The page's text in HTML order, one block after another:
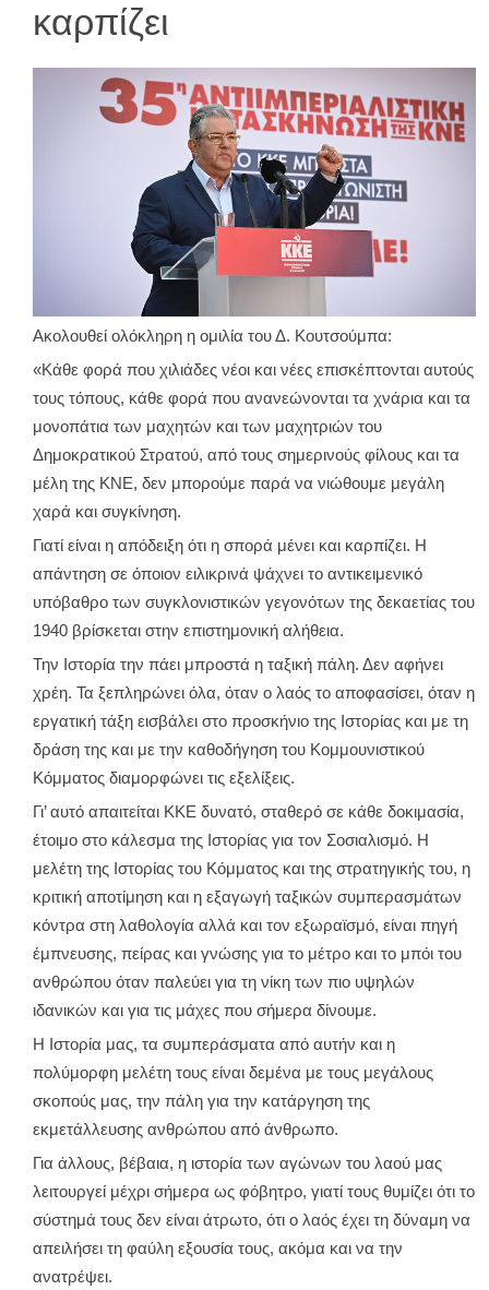
καρπίζει
Ακολουθεί ολόκληρη η ομιλία του Δ. Κουτσούμπα:
«Κάθε φορά που χιλιάδες νέοι και νέες επισκέπτονται αυτούς
τους τόπους, κάθε φορά που ανανεώνονται τα χνάρια και τα
μονοπάτια των μαχητών και των μαχητριών του
Δημοκρατικού Στρατού, από τους σημερινούς φίλους και τα
μέλη της ΚΝΕ, δεν μπορούμε παρά να νιώθουμε μεγάλη
χαρά και συγκίνηση.
Γιατί είναι η απόδειξη ότι η σπορά μένει και καρπίζει. Η
απάντηση σε όποιον ειλικρινά ψάχνει το αντικειμενικό
υπόβαθρο των συγκλονιστικών γεγονότων της δεκαετίας του
1940 βρίσκεται στην επιστημονική αλήθεια.
Την Ιστορία την πάει μπροστά η ταξική πάλη. Δεν αφήνει
χρέη. Τα ξεπληρώνει όλα, όταν ο λαός το αποφασίσει, όταν η
εργατική τάξη εισβάλει στο προσκήνιο της Ιστορίας και με τη
δράση της και με την καθοδήγηση του Κομμουνιστικού
Κόμματος διαμορφώνει τις εξελίξεις.
Γι’ αυτό απαιτείται ΚΚΕ δυνατό, σταθερό σε κάθε δοκιμασία,
έτοιμο στο κάλεσμα της Ιστορίας για τον Σοσιαλισμό. Η
μελέτη της Ιστορίας του Κόμματος και της στρατηγικής του, η
κριτική αποτίμηση και η εξαγωγή ταξικών συμπερασμάτων
κόντρα στη λαθολογία αλλά και τον εξωραϊσμό, είναι πηγή
έμπνευσης, πείρας και γνώσης για το μέτρο και το μπόι του
ανθρώπου όταν παλεύει για τη νίκη των πιο υψηλών
ιδανικών και για τις μάχες που σήμερα δίνουμε.
Η Ιστορία μας, τα συμπεράσματα από αυτήν και η
πολύμορφη μελέτη τους είναι δεμένα με τους μεγάλους
σκοπούς μας, την πάλη για την κατάργηση της
εκμετάλλευσης ανθρώπου από άνθρωπο.
Για άλλους, βέβαια, η ιστορία των αγώνων του λαού μας
λειτουργεί μέχρι σήμερα ως φόβητρο, γιατί τους θυμίζει ότι το
σύστημά τους δεν είναι άτρωτο, ότι ο λαός έχει τη δύναμη να
απειλήσει τη φαύλη εξουσία τους, ακόμα και να την
ανατρέψει.